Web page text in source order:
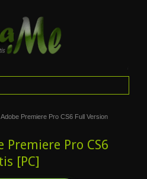
Premiere Pro CS6 Full Version
Premiere Pro CS6
[PC]